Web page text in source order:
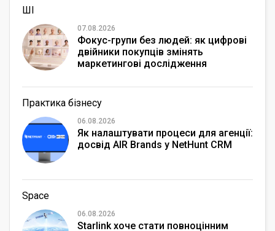
ШІ
07.08.2026
Фокус-групи без людей: як цифрові
двійники покупців змінять
маркетингові дослідження
Практика бізнесу
06.08.2026
Як налаштувати процеси для агенції:
досвід AIR Brands у NetHunt CRM
Space
06.08.2026
Starlink хоче стати повноцінним